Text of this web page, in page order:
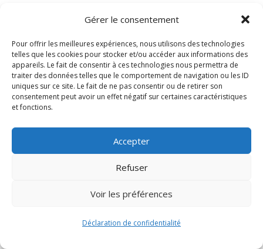
Gérer le consentement
Pour offrir les meilleures expériences, nous utilisons des technologies
telles que les cookies pour stocker et/ou accéder aux informations des
appareils. Le fait de consentir à ces technologies nous permettra de
traiter des données telles que le comportement de navigation ou les ID
uniques sur ce site. Le fait de ne pas consentir ou de retirer son
consentement peut avoir un effet négatif sur certaines caractéristiques
et fonctions.
Accepter
Refuser
Voir les préférences
Déclaration de confidentialité
Signify-Child By Club Photo IUT Vannes @2024